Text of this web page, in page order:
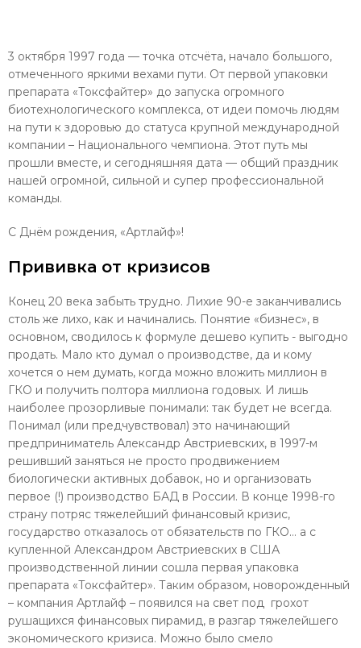
3 октября 1997 года — точка отсчёта, начало большого,
отмеченного яркими вехами пути. От первой упаковки
препарата «Токсфайтер» до запуска огромного
биотехнологического комплекса, от идеи помочь людям
на пути к здоровью до статуса крупной международной
компании – Национального чемпиона. Этот путь мы
прошли вместе, и сегодняшняя дата — общий праздник
нашей огромной, сильной и супер профессиональной
команды.
С Днём рождения, «Артлайф»!
Прививка от кризисов
Конец 20 века забыть трудно. Лихие 90-е заканчивались
столь же лихо, как и начинались. Понятие «бизнес», в
основном, сводилось к формуле дешево купить - выгодно
продать. Мало кто думал о производстве, да и кому
хочется о нем думать, когда можно вложить миллион в
ГКО и получить полтора миллиона годовых. И лишь
наиболее прозорливые понимали: так будет не всегда.
Понимал (или предчувствовал) это начинающий
предприниматель Александр Австриевских, в 1997-м
решивший заняться не просто продвижением
биологически активных добавок, но и организовать
первое (!) производство БАД в России. В конце 1998-го
страну потряс тяжелейший финансовый кризис,
государство отказалось от обязательств по ГКО… а с
купленной Александром Австриевских в США
производственной линии сошла первая упаковка
препарата «Токсфайтер». Таким образом, новорожденный
– компания Артлайф – появился на свет под грохот
рушащихся финансовых пирамид, в разгар тяжелейшего
экономического кризиса. Можно было смело